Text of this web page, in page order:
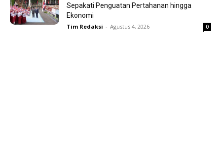
Sepakati Penguatan Pertahanan hingga
Ekonomi
Tim Redaksi - Agustus 4, 2026 0